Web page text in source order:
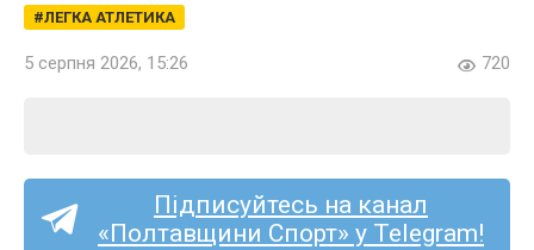
ЛЕГКА АТЛЕТИКА
5 серпня 2026, 15:26 720
Підписуйтесь на канал
«Полтавщини Спорт» у Telegram!